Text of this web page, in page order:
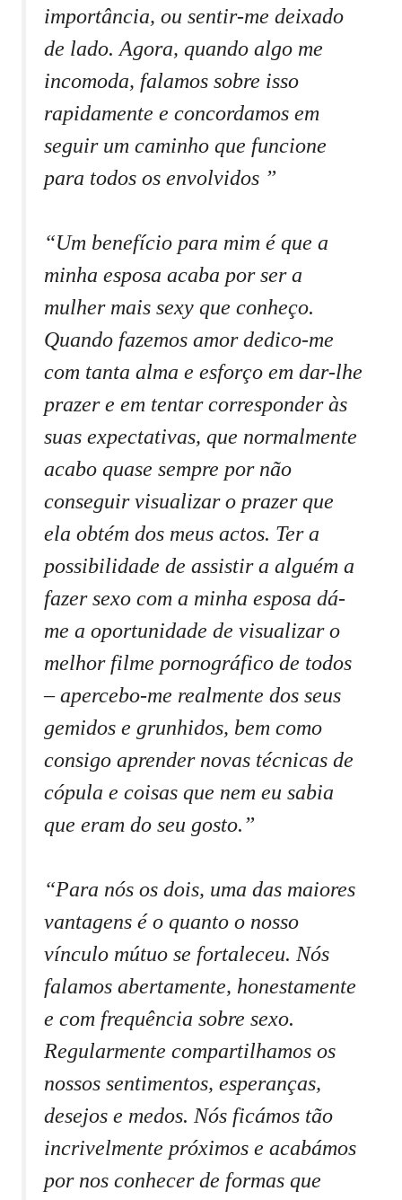
importância, ou sentir-me deixado
de lado. Agora, quando algo me
incomoda, falamos sobre isso
rapidamente e concordamos em
seguir um caminho que funcione
para todos os envolvidos ”
“Um benefício para mim é que a
minha esposa acaba por ser a
mulher mais sexy que conheço.
Quando fazemos amor dedico-me
com tanta alma e esforço em dar-lhe
prazer e em tentar corresponder às
suas expectativas, que normalmente
acabo quase sempre por não
conseguir visualizar o prazer que
ela obtém dos meus actos. Ter a
possibilidade de assistir a alguém a
fazer sexo com a minha esposa dá-
me a oportunidade de visualizar o
melhor filme pornográfico de todos
– apercebo-me realmente dos seus
gemidos e grunhidos, bem como
consigo aprender novas técnicas de
cópula e coisas que nem eu sabia
que eram do seu gosto.”
“Para nós os dois, uma das maiores
vantagens é o quanto o nosso
vínculo mútuo se fortaleceu. Nós
falamos abertamente, honestamente
e com frequência sobre sexo.
Regularmente compartilhamos os
nossos sentimentos, esperanças,
desejos e medos. Nós ficámos tão
incrivelmente próximos e acabámos
por nos conhecer de formas que